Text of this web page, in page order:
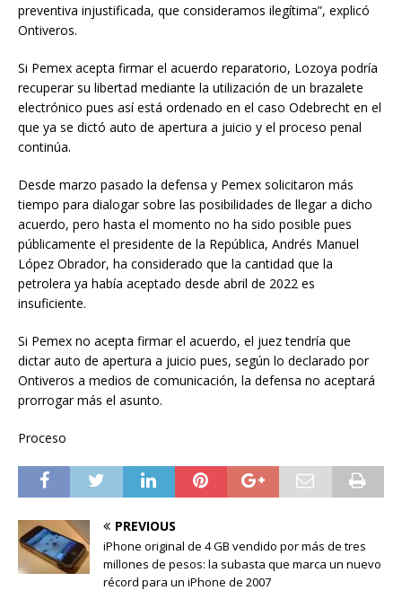
preventiva injustificada, que consideramos ilegítima”, explicó
Ontiveros.
Si Pemex acepta firmar el acuerdo reparatorio, Lozoya podría
recuperar su libertad mediante la utilización de un brazalete
electrónico pues así está ordenado en el caso Odebrecht en el
que ya se dictó auto de apertura a juicio y el proceso penal
continúa.
Desde marzo pasado la defensa y Pemex solicitaron más
tiempo para dialogar sobre las posibilidades de llegar a dicho
acuerdo, pero hasta el momento no ha sido posible pues
públicamente el presidente de la República, Andrés Manuel
López Obrador, ha considerado que la cantidad que la
petrolera ya había aceptado desde abril de 2022 es
insuficiente.
Si Pemex no acepta firmar el acuerdo, el juez tendría que
dictar auto de apertura a juicio pues, según lo declarado por
Ontiveros a medios de comunicación, la defensa no aceptará
prorrogar más el asunto.
Proceso
PREVIOUS
iPhone original de 4 GB vendido por más de tres
millones de pesos: la subasta que marca un nuevo
récord para un iPhone de 2007